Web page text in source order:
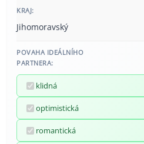
KRAJ:
Jihomoravský
POVAHA IDEÁLNÍHO
PARTNERA:
klidná
optimistická
romantická